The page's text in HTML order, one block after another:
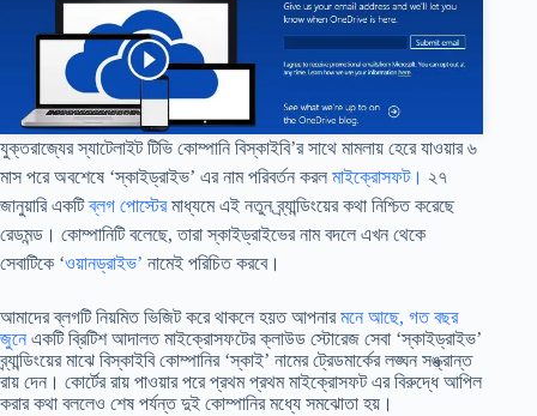
যুক্তরাজ্যের স্যাটেলাইট টিভি কোম্পানি বিস্কাইবি’র সাথে মামলায় হেরে যাওয়ার ৬
মাস পরে অবশেষে ‘স্কাইড্রাইভ’ এর নাম পরিবর্তন করল মাইক্রোসফট। ২৭
জানুয়ারি একটিব্লগ পোস্টেরমাধ্যমে এই নতুন ব্র্যান্ডিংয়ের কথা নিশ্চিত করেছে
রেডমন্ড। কোম্পানিটি বলেছে, তারা স্কাইড্রাইভের নাম বদলে এখন থেকে
সেবাটিকে ‘ওয়ানড্রাইভ’ নামেই পরিচিত করবে।
আমাদের ব্লগটি নিয়মিত ভিজিট করে থাকলে হয়ত আপনারমনে আছে, গত বছর
জুনে একটি ব্রিটিশ আদালত মাইক্রোসফটের ক্লাউড স্টোরেজ সেবা ‘স্কাইড্রাইভ’
ব্র্যান্ডিংয়ের মাঝে বিস্কাইবি কোম্পানির ‘স্কাই’ নামের ট্রেডমার্কের লঙ্ঘন সঙ্ক্রান্ত
রায় দেন। কোর্টের রায় পাওয়ার পরে প্রথম প্রথম মাইক্রোসফট এর বিরুদ্ধে আপিল
করার কথা বললেও শেষ পর্যন্ত দুই কোম্পানির মধ্যে সমঝোতা হয়।